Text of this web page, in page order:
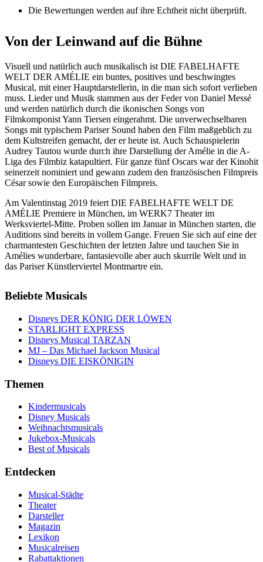
Die Bewertungen werden auf ihre Echtheit nicht überprüft.
Von der Leinwand auf die Bühne
Visuell und natürlich auch musikalisch ist DIE FABELHAFTE
WELT DER AMÉLIE ein buntes, positives und beschwingtes
Musical, mit einer Hauptdarstellerin, in die man sich sofort verlieben
muss. Lieder und Musik stammen aus der Feder von Daniel Messé
und werden natürlich durch die ikonischen Songs von
Filmkomponist Yann Tiersen eingerahmt. Die unverwechselbaren
Songs mit typischem Pariser Sound haben den Film maßgeblich zu
dem Kultstreifen gemacht, der er heute ist. Auch Schauspielerin
Audrey Tautou wurde durch ihre Darstellung der Amélie in die A-
Liga des Filmbiz katapultiert. Für ganze fünf Oscars war der Kinohit
seinerzeit nominiert und gewann zudem den französischen Filmpreis
César sowie den Europäischen Filmpreis.
Am Valentinstag 2019 feiert DIE FABELHAFTE WELT DE
AMÉLIE Premiere in München, im WERK7 Theater im
Werksviertel-Mitte. Proben sollen im Januar in München starten, die
Auditions sind bereits in vollem Gange. Freuen Sie sich auf eine der
charmantesten Geschichten der letzten Jahre und tauchen Sie in
Amélies wunderbare, fantasievolle aber auch skurrile Welt und in
das Pariser Künstlerviertel Montmartre ein.
Beliebte Musicals
Disneys DER KÖNIG DER LÖWEN
STARLIGHT EXPRESS
Disneys Musical TARZAN
MJ – Das Michael Jackson Musical
Disneys DIE EISKÖNIGIN
Themen
Kindermusicals
Disney Musicals
Weihnachtsmusicals
Jukebox-Musicals
Best of Musicals
Entdecken
Musical-Städte
Theater
Darsteller
Magazin
Lexikon
Musicalreisen
Rabattaktionen